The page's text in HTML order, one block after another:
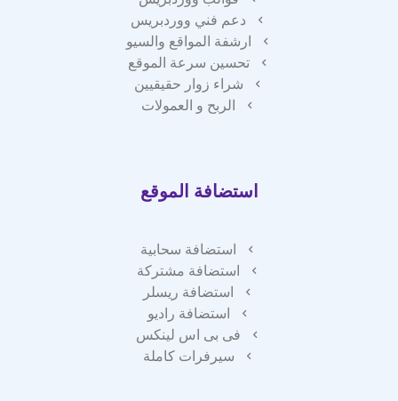
دعم فني ووردبريس
ارشفة المواقع والسيو
تحسين سرعة الموقع
شراء زوار حقيقيين
الربح و العمولات
استضافة الموقع
استضافة سحابية
استضافة مشتركة
استضافة ريسلر
استضافة راديو
فى بى اس لينكس
سيرفرات كاملة